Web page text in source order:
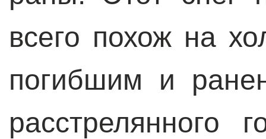
всего похож на
погибшим и
расстрелянного